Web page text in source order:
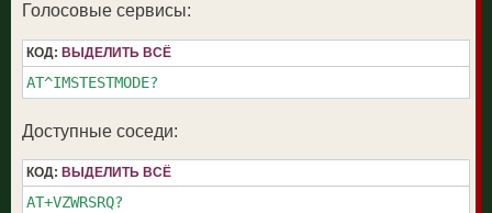
Голосовые сервисы:
КОД: ВЫДЕЛИТЬ ВСЁ
AT^IMSTESTMODE?
Доступные соседи:
КОД: ВЫДЕЛИТЬ ВСЁ
AT+VZWRSRQ?